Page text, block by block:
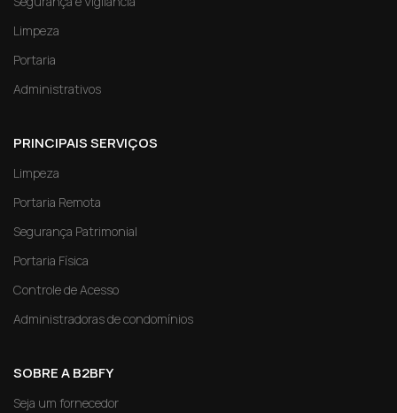
Limpeza
Portaria
Administrativos
PRINCIPAIS SERVIÇOS
Limpeza
Portaria Remota
Segurança Patrimonial
Portaria Física
Controle de Acesso
Administradoras de condomínios
SOBRE A B2BFY
Seja um fornecedor